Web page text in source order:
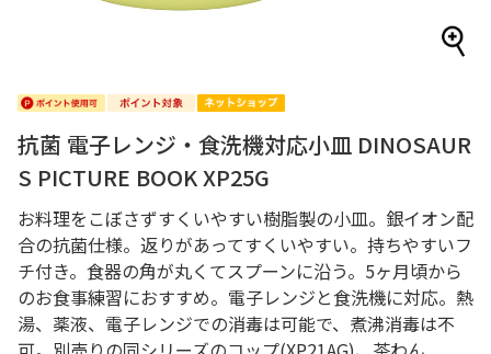
抗菌 電子レンジ・食洗機対応小皿 DINOSAUR
S PICTURE BOOK XP25G
お料理をこぼさずすくいやすい樹脂製の小皿。銀イオン配
合の抗菌仕様。返りがあってすくいやすい。持ちやすいフ
チ付き。食器の角が丸くてスプーンに沿う。5ヶ月頃から
のお食事練習におすすめ。電子レンジと食洗機に対応。熱
湯、薬液、電子レンジでの消毒は可能で、煮沸消毒は不